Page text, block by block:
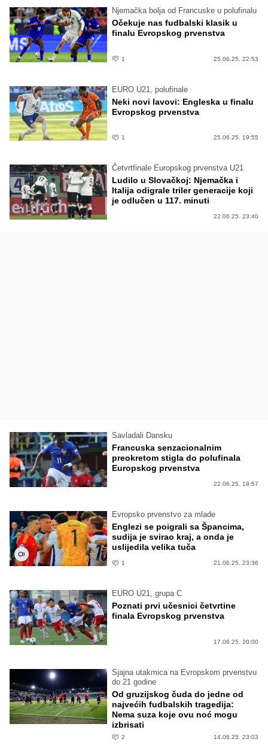
Njemačka bolja od Francuske u polufinalu
Očekuje nas fudbalski klasik u
finalu Evropskog prvenstva
1 25.06.25. 22:53
EURO U21, polufinale
Neki novi lavovi: Engleska u finalu
Evropskog prvenstva
1 25.06.25. 19:55
Četvrtfinale Europskog prvenstva U21
Ludilo u Slovačkoj: Njemačka i
Italija odigrale triler generacije koji
je odlučen u 117. minuti
22.06.25. 23:40
Savladali Dansku
Francuska senzacionalnim
preokretom stigla do polufinala
Europskog prvenstva
22.06.25. 19:57
Evropsko prvenstvo za mlade
Englezi se poigrali sa Špancima,
sudija je svirao kraj, a onda je
uslijedila velika tuča
1 21.06.25. 23:36
EURO U21, grupa C
Poznati prvi učesnici četvrtine
finala Evropskog prvenstva
17.06.25. 20:00
Sjajna utakmica na Evropskom prvenstvu
do 21 godine
Od gruzijskog čuda do jedne od
najvećih fudbalskih tragedija:
Nema suza koje ovu noć mogu
izbrisati
2 14.06.25. 23:03